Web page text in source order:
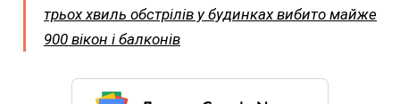
трьох хвиль обстрілів у будинках вибито майже
900 вікон і балконів